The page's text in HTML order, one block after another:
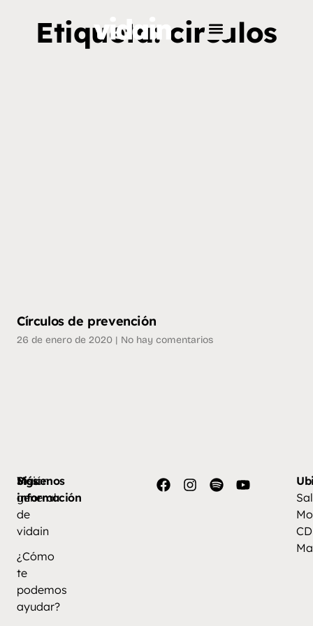
Etiqueta: circulos
Círculos de prevención
26 de enero de 2020 No hay comentarios
Más
información
Visión
general
de
vidain
¿Cómo
te
podemos
ayudar?
Síguenos